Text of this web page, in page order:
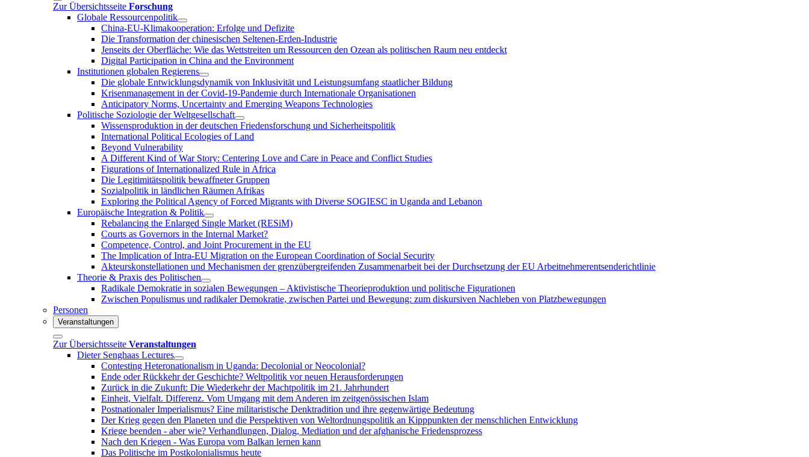
Zur Übersichtsseite Forschung
Globale Ressourcenpolitik
China-EU-Klimakooperation: Erfolge und Defizite
Die Transformation der chinesischen Seltenen-Erden-Industrie
Jenseits der Oberfläche: Wie das Wettstreiten um Ressourcen den Ozean als politischen Raum neu entdeckt
Digital Participation in China and the Environment
Institutionen globalen Regierens
Die globale Entwicklungsdynamik von Inklusivität und Leistungsumfang staatlicher Bildung
Krisenmanagement in der Covid-19-Pandemie durch Internationale Organisationen
Anticipatory Norms, Uncertainty and Emerging Weapons Technologies
Politische Soziologie der Weltgesellschaft
Wissensproduktion in der deutschen Friedensforschung und Sicherheitspolitik
International Political Ecologies of Land
Beyond Vulnerability
A Different Kind of War Story: Centering Love and Care in Peace and Conflict Studies
Figurations of Internationalized Rule in Africa
Die Legitimitätspolitik bewaffneter Gruppen
Sozialpolitik in ländlichen Räumen Afrikas
Exploring the Political Agency of Forced Migrants with Diverse SOGIESC in Uganda and Lebanon
Europäische Integration & Politik
Rebalancing the Enlarged Single Market (RESiM)
Courts as Governors in the Internal Market?
Competence, Control, and Joint Procurement in the EU
The Implication of Intra-EU Migration on the European Coordination of Social Security
Akteurskonstellationen und Mechanismen der grenzübergreifenden Zusammenarbeit bei der Durchsetzung der EU Arbeitnehmerentsenderichtlinie
Theorie & Praxis des Politischen
Radikale Demokratie in sozialen Bewegungen – Aktivistische Theorieproduktion und politische Figurationen
Zwischen Populismus und radikaler Demokratie, zwischen Partei und Bewegung: zum diskursiven Nachleben von Platzbewegungen
Personen
Veranstaltungen
Zur Übersichtsseite Veranstaltungen
Dieter Senghaas Lectures
Contesting Heteronationalism in Uganda: Decolonial or Neocolonial?
Ende oder Rückkehr der Geschichte? Weltpolitik vor neuen Herausforderungen
Zurück in die Zukunft: Die Wiederkehr der Machtpolitik im 21. Jahrhundert
Einheit, Vielfalt. Differenz. Vom Umgang mit dem Anderen im zeitgenössischen Islam
Postnationaler Imperialismus? Eine militaristische Denktradition und ihre gegenwärtige Bedeutung
Der Krieg gegen den Planeten und die Perspektiven von Weltordnungspolitik an Kipppunkten der menschlichen Entwicklung
Kriege beenden - aber wie? Verhandlungen, Dialog, Mediation und der afghanische Friedensprozess
Nach den Kriegen - Was Europa vom Balkan lernen kann
Das Politische im Postkolonialismus heute